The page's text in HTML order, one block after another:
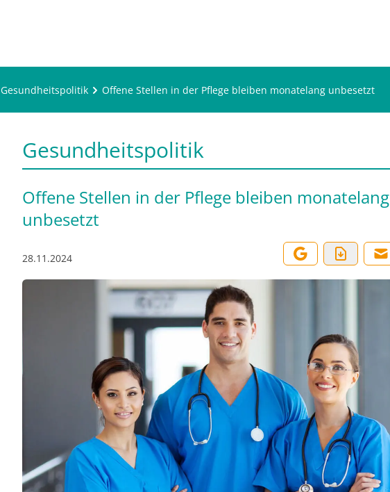
Gesundheitspolitik Offene Stellen in der Pflege bleiben monatelang unbesetzt
Gesundheitspolitik
Offene Stellen in der Pflege bleiben monatelang
unbesetzt
28.11.2024